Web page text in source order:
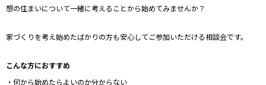
想の住まいについて一緒に考えることから始めてみませんか？
家づくりを考え始めたばかりの方も安心してご参加いただける相談会です。
こんな方におすすめ
・何から始めたらよいのか分からない